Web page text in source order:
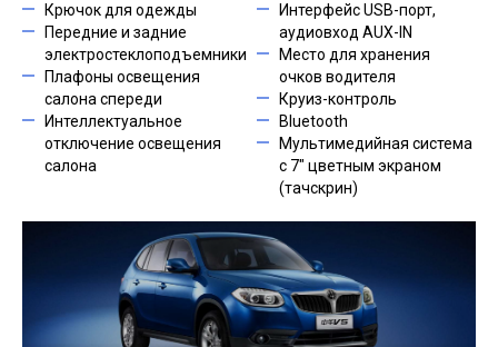
Крючок для одежды
Передние и задние
электростеклоподъемники
Плафоны освещения
салона спереди
Интеллектуальное
отключение освещения
салона
Интерфейс USB-порт,
аудиовход AUX-IN
Место для хранения
очков водителя
Круиз-контроль
Bluetooth
Мультимедийная система
с 7" цветным экраном
(тачскрин)